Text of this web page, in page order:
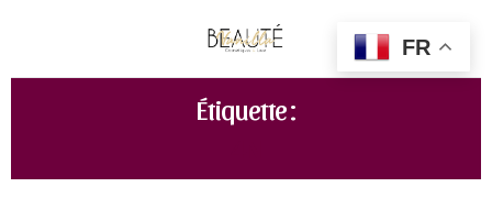
Étiquette :
FR